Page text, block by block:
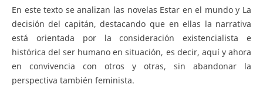
En este texto se analizan las novelas Estar en el mundo y La
decisión del capitán, destacando que en ellas la narrativa
está orientada por la consideración existencialista e
histórica del ser humano en situación, es decir, aquí y ahora
en convivencia con otros y otras, sin abandonar la
perspectiva también feminista.